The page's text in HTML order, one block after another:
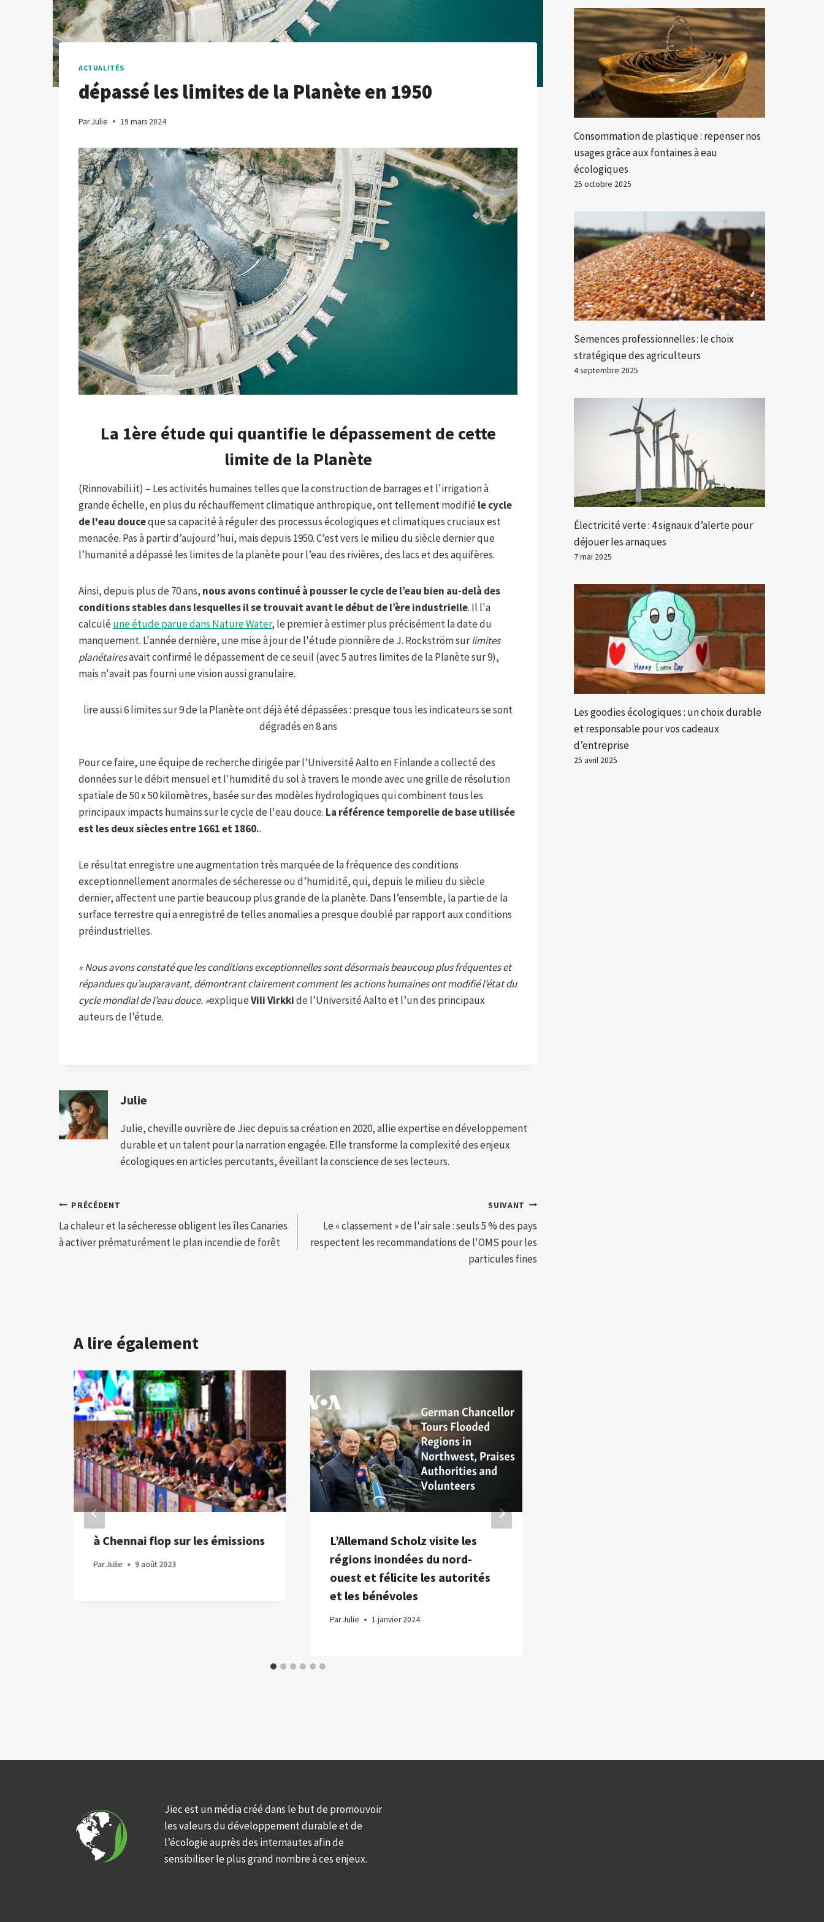
ACTUALITÉS
dépassé les limites de la Planète en 1950
ParJulie 19 mars 2024
La 1ère étude qui quantifie le dépassement de cette
limite de la Planète
(Rinnovabili.it) – Les activités humaines telles que la construction de barrages et l'irrigation à
grande échelle, en plus du réchauffement climatique anthropique, ont tellement modifié le cycle
de l'eau douceque sa capacité à réguler des processus écologiques et climatiques cruciaux est
menacée. Pas à partir d’aujourd’hui, mais depuis 1950. C’est vers le milieu du siècle dernier que
l’humanité a dépassé les limites de la planète pour l’eau des rivières, des lacs et des aquifères.
Ainsi, depuis plus de 70 ans, nous avons continué à pousser le cycle de l’eau bien au-delà des
conditions stables dans lesquelles il se trouvait avant le début de l’ère industrielle. Il l'a
calculé une étude parue dans Nature Water, le premier à estimer plus précisément la date du
manquement. L'année dernière, une mise à jour de l'étude pionnière de J. Rockström surlimites
planétairesavait confirmé le dépassement de ce seuil (avec 5 autres limites de la Planète sur 9),
mais n'avait pas fourni une vision aussi granulaire.
lire aussi 6 limites sur 9 de la Planète ont déjà été dépassées : presque tous les indicateurs se sont
dégradés en 8 ans
Pour ce faire, une équipe de recherche dirigée par l'Université Aalto en Finlande a collecté des
données sur le débit mensuel et l'humidité du sol à travers le monde avec une grille de résolution
spatiale de 50 x 50 kilomètres, basée sur des modèles hydrologiques qui combinent tous les
principaux impacts humains sur le cycle de l'eau douce. La référence temporelle de base utilisée
est les deux siècles entre 1661 et 1860..
Le résultat enregistre une augmentation très marquée de la fréquence des conditions
exceptionnellement anormales de sécheresse ou d’humidité, qui, depuis le milieu du siècle
dernier, affectent une partie beaucoup plus grande de la planète. Dans l’ensemble, la partie de la
surface terrestre qui a enregistré de telles anomalies a presque doublé par rapport aux conditions
préindustrielles.
« Nous avons constaté que les conditions exceptionnelles sont désormais beaucoup plus fréquentes et
répandues qu’auparavant, démontrant clairement comment les actions humaines ont modifié l’état du
cycle mondial de l’eau douce. »expliqueVili Virkkide l’Université Aalto et l’un des principaux
auteurs de l’étude.
Julie
Julie, cheville ouvrière de Jiec depuis sa création en 2020, allie expertise en développement
durable et un talent pour la narration engagée. Elle transforme la complexité des enjeux
écologiques en articles percutants, éveillant la conscience de ses lecteurs.
Navigation
de
PRÉCÉDENT
La chaleur et la sécheresse obligent les îles Canaries
à activer prématurément le plan incendie de forêt
SUIVANT
Le « classement » de l'air sale : seuls 5 % des pays
respectent les recommandations de l'OMS pour les
particules fines
A lire également
à Chennai flop sur les émissions
ParJulie 9 août 2023
L’Allemand Scholz visite les
régions inondées du nord-
ouest et félicite les autorités
et les bénévoles
ParJulie 1 janvier 2024
Consommation de plastique : repenser nos
usages grâce aux fontaines à eau
écologiques
25 octobre 2025
Semences professionnelles : le choix
stratégique des agriculteurs
4 septembre 2025
Électricité verte : 4 signaux d’alerte pour
déjouer les arnaques
7 mai 2025
Les goodies écologiques : un choix durable
et responsable pour vos cadeaux
d’entreprise
25 avril 2025
Jiec est un média créé dans le but de promouvoir
les valeurs du développement durable et de
l’écologie auprès des internautes afin de
sensibiliser le plus grand nombre à ces enjeux.